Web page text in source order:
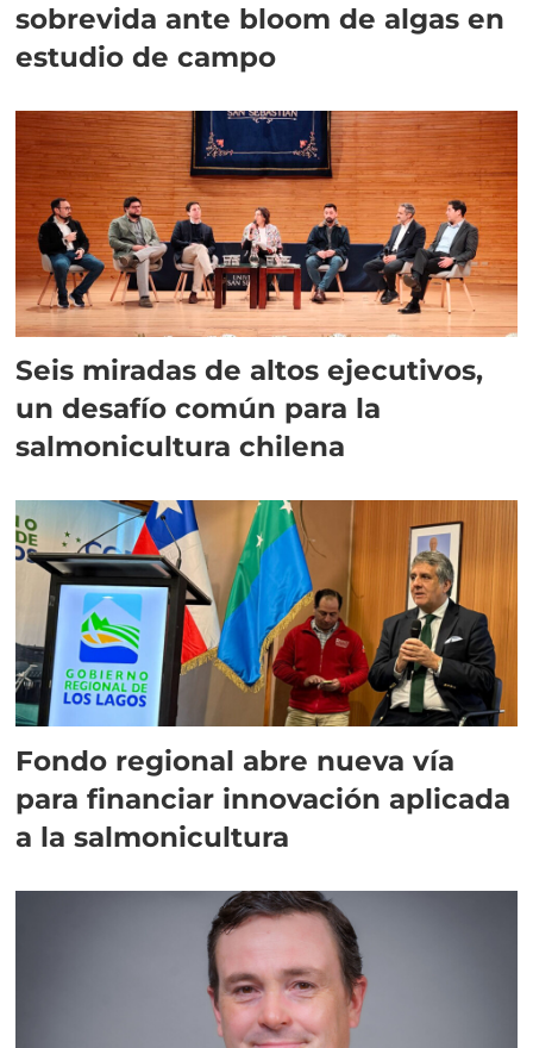
sobrevida ante bloom de algas en
estudio de campo
Seis miradas de altos ejecutivos,
un desafío común para la
salmonicultura chilena
Fondo regional abre nueva vía
para financiar innovación aplicada
a la salmonicultura